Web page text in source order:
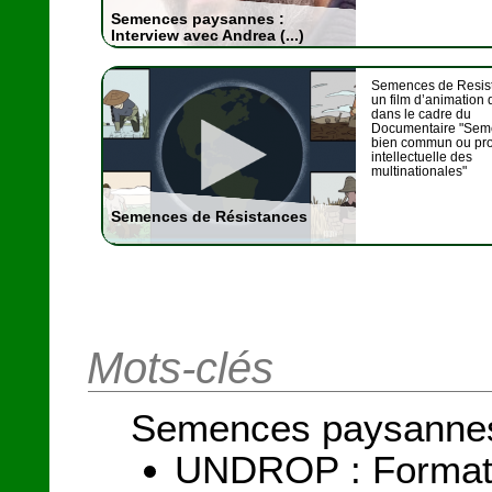
Semences paysannes :
Interview avec Andrea (...)
Semences de Résistances
Semences de
un film d’animation
dans le cadre du
Documentaire
bien commun ou
intellectuelle des
multinationales"
Mots-clés
Semences
UNDROP :